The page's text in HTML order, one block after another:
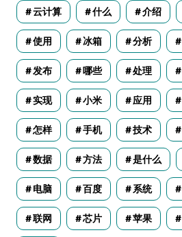
云计算 什么 介绍
使用 冰箱 分析
发布 哪些 处理
实现 小米 应用
怎样 手机 技术
数据 方法 是什么
电脑 百度 系统
联网 芯片 苹果